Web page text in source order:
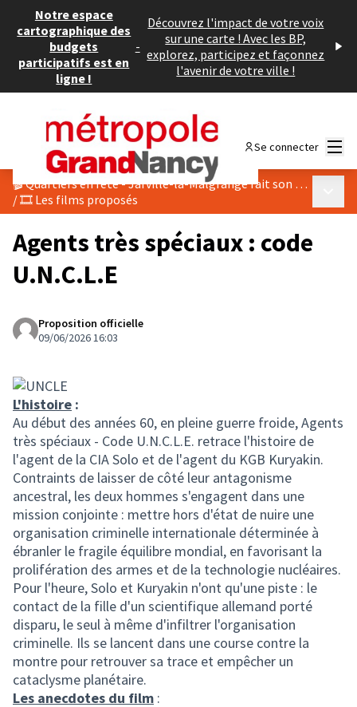
Notre espace
cartographique des
budgets
participatifs est en
ligne !
-
Découvrez l'impact de votre voix
sur une carte ! Avec les BP,
explorez, participez et façonnez
l'avenir de votre ville !
Se connecter
🎬 Quartiers en fête - Jarville-la-Malgrange fait son cinéma 2026
/🎞️ Les films proposés
Agents très spéciaux : code
U.N.C.L.E
Proposition officielle
09/06/2026 16:03
L'histoire :
Au début des années 60, en pleine guerre froide, Agents
très spéciaux - Code U.N.C.L.E. retrace l'histoire de
l'agent de la CIA Solo et de l'agent du KGB Kuryakin.
Contraints de laisser de côté leur antagonisme
ancestral, les deux hommes s'engagent dans une
mission conjointe : mettre hors d'état de nuire une
organisation criminelle internationale déterminée à
ébranler le fragile équilibre mondial, en favorisant la
prolifération des armes et de la technologie nucléaires.
Pour l'heure, Solo et Kuryakin n'ont qu'une piste : le
contact de la fille d'un scientifique allemand porté
disparu, le seul à même d'infiltrer l'organisation
criminelle. Ils se lancent dans une course contre la
montre pour retrouver sa trace et empêcher un
cataclysme planétaire.
Les anecdotes du film :